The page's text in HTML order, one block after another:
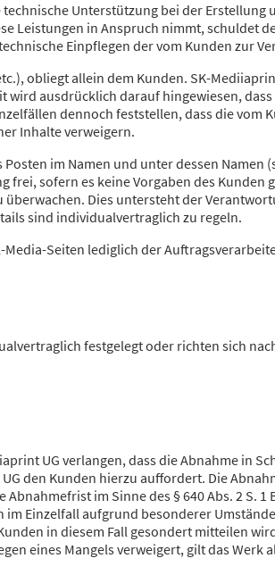
Unterstützung bei der Erstellung
Leistungen in Anspruch nimmt, schuldet
Einpflegen der vom Kunden zur
obliegt allein dem Kunden. SK-
ausdrücklich darauf hingewiesen, dass
dennoch feststellen, dass die vom
Inhalte verweigern.
im Namen und unter dessen Namen
sofern es keine Vorgaben des Kunden
Dies untersteht der
sind individualvertraglich zu regeln.
Seiten lediglich der
festgelegt oder richten sich
UG verlangen, dass die Abnahme in
den Kunden hierzu auffordert. Die
im Sinne des § 640 Abs. 2 S. 1
Einzelfall aufgrund besonderer
in diesem Fall gesondert mitteilen
eines Mangels verweigert, gilt das Werk